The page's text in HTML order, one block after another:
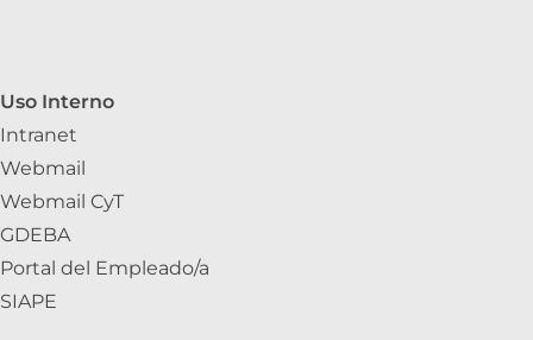
Uso Interno
Intranet
Webmail
Webmail CyT
GDEBA
Portal del Empleado/a
SIAPE